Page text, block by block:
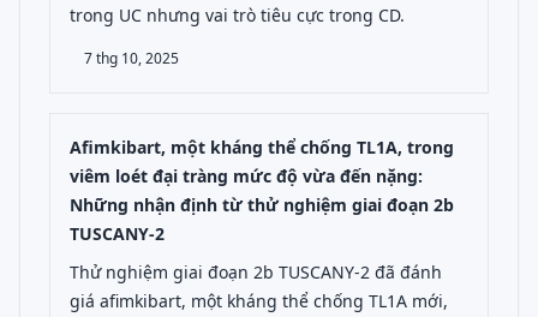
trong UC nhưng vai trò tiêu cực trong CD.
7 thg 10, 2025
Afimkibart, một kháng thể chống TL1A, trong
viêm loét đại tràng mức độ vừa đến nặng:
Những nhận định từ thử nghiệm giai đoạn 2b
TUSCANY-2
Thử nghiệm giai đoạn 2b TUSCANY-2 đã đánh
giá afimkibart, một kháng thể chống TL1A mới,